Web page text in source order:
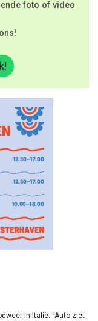
foto of video
in Italië: “Auto ziet